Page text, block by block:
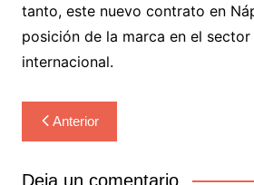
tanto, este nuevo contrato en
posición de la marca en el
internacional.
Navegación
de
entradas
Anterior
Deja un comentario